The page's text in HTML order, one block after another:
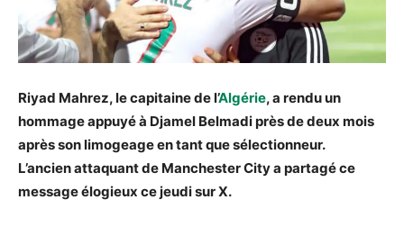
Riyad Mahrez, le capitaine de l’Algérie, a rendu un
hommage appuyé à Djamel Belmadi près de deux mois
après son limogeage en tant que sélectionneur.
L’ancien attaquant de Manchester City a partagé ce
message élogieux ce jeudi sur X.